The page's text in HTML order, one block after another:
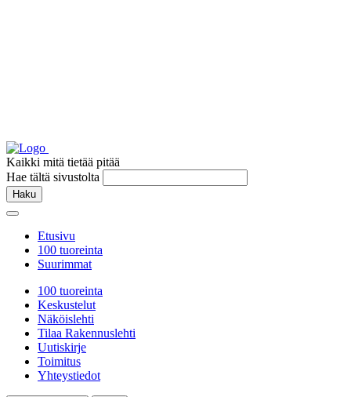
Kaikki mitä tietää pitää
Hae tältä sivustolta
Haku
Etusivu
100 tuoreinta
Suurimmat
100 tuoreinta
Keskustelut
Näköislehti
Tilaa Rakennuslehti
Uutiskirje
Toimitus
Yhteystiedot